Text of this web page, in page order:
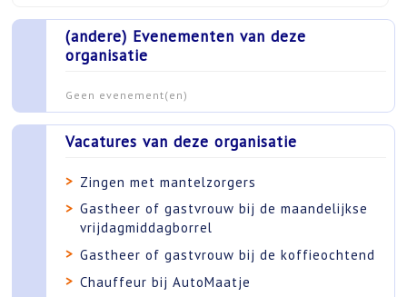
(andere) Evenementen van deze
organisatie
Geen evenement(en)
Vacatures van deze organisatie
Zingen met mantelzorgers
Gastheer of gastvrouw bij de maandelijkse
vrijdagmiddagborrel
Gastheer of gastvrouw bij de koffieochtend
Chauffeur bij AutoMaatje